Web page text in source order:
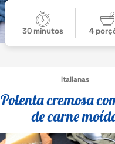
30 minutos 4
Italianas
Polenta cremosa
de carne